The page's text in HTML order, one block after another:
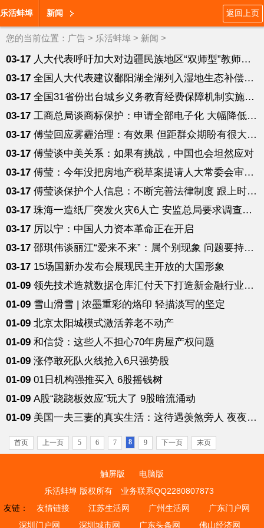
乐活蚌埠 新闻 返回上页
您的当前位置： 广告 > 乐活蚌埠 > 新闻 >
03-17 人大代表呼吁加大对边疆民族地区“双师型”教师培训
03-17 全国人大代表建议鄱阳湖全湖列入湿地生态补偿试点
03-17 全国31省份出台城乡义务教育经费保障机制实施方案
03-17 工商总局谈商标保护：申请全部电子化 大幅降低办理费
03-17 傅莹回应雾霾治理：有效果 但距群众期盼有很大差距
03-17 傅莹谈中美关系：如果有挑战，中国也会坦然应对
03-17 傅莹：今年没把房地产税草案提请人大常委会审议的安排
03-17 傅莹谈保护个人信息：不断完善法律制度 跟上时代需要
03-17 珠海一造纸厂突发火灾6人亡 安监总局要求调查追责
03-17 厉以宁：中国人力资本革命正在开启
03-17 邵琪伟谈丽江“爱来不来”：属个别现象 问题要持续抓
03-17 15场国新办发布会展现民主开放的大国形象
01-09 领先技术造就数据仓库汇付天下打造新金融行业服务新模式
01-09 雪山滑雪 | 浓墨重彩的烙印 轻描淡写的坚定
01-09 北京太阳城模式激活养老不动产
01-09 和信贷：这些人不担心70年房屋产权问题
01-09 涨停敢死队火线抢入6只强势股
01-09 01日机构强推买入 6股摇钱树
01-09 A股“跷跷板效应”玩大了 9股暗流涌动
01-09 美国一夫三妻的真实生活：这待遇羡煞旁人 夜夜啪啪啪（组图）
首页 上一页 5 6 7 8 9 下一页 末页
触屏版
电脑版
乐活蚌埠 版权所有
业务联系QQ2280807873
友链：
友情链接 江苏生活网 广州生活网
广东门户网
深圳门户网
深圳城市网 广东头条网 佛山经济网